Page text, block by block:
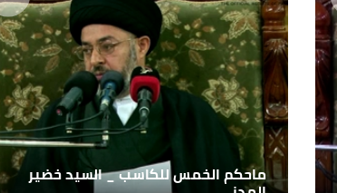
ماحكم الخمس للكاسب _ السيد خضير